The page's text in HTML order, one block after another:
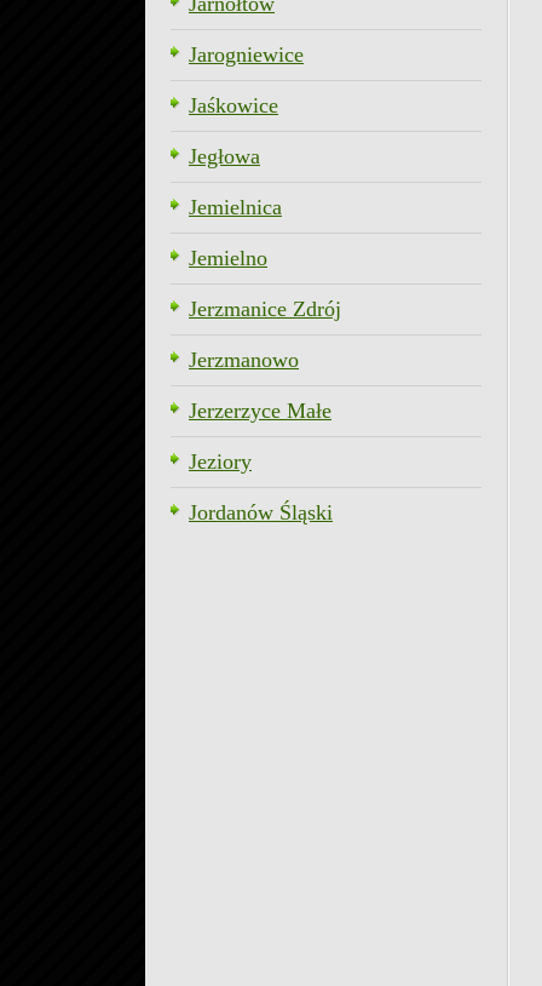
Jarogniewice
Jaśkowice
Jegłowa
Jemielnica
Jemielno
Jerzmanice Zdrój
Jerzmanowo
Jerzerzyce Małe
Jeziory
Jordanów Śląski